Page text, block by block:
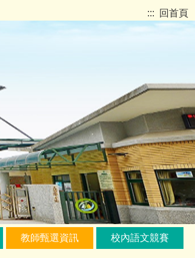
::: 回首頁
教師甄選資訊 校內語文競賽